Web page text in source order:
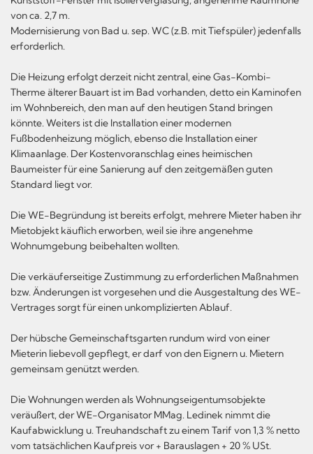
von ca. 2,7 m.
Modernisierung von Bad u. sep. WC (z.B. mit Tiefspüler) jedenfalls
erforderlich.
Die Heizung erfolgt derzeit nicht zentral, eine Gas-Kombi-
Therme älterer Bauart ist im Bad vorhanden, detto ein Kaminofen
im Wohnbereich, den man auf den heutigen Stand bringen
könnte. Weiters ist die Installation einer modernen
Fußbodenheizung möglich, ebenso die Installation einer
Klimaanlage. Der Kostenvoranschlag eines heimischen
Baumeister für eine Sanierung auf den zeitgemäßen guten
Standard liegt vor.
Die WE-Begründung ist bereits erfolgt, mehrere Mieter haben ihr
Mietobjekt käuflich erworben, weil sie ihre angenehme
Wohnumgebung beibehalten wollten.
Die verkäuferseitige Zustimmung zu erforderlichen Maßnahmen
bzw. Änderungen ist vorgesehen und die Ausgestaltung des WE-
Vertrages sorgt für einen unkomplizierten Ablauf.
Der hübsche Gemeinschaftsgarten rundum wird von einer
Mieterin liebevoll gepflegt, er darf von den Eignern u. Mietern
gemeinsam genützt werden.
Die Wohnungen werden als Wohnungseigentumsobjekte
veräußert, der WE-Organisator MMag. Ledinek nimmt die
Kaufabwicklung u. Treuhandschaft zu einem Tarif von 1,3 % netto
vom tatsächlichen Kaufpreis vor + Barauslagen + 20 % USt.